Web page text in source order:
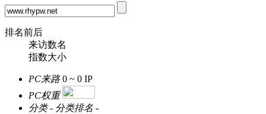
排名前后
来访数名
指数大小
PC来路 0 ~ 0 IP
PC权重
分类 - 分类排名 -